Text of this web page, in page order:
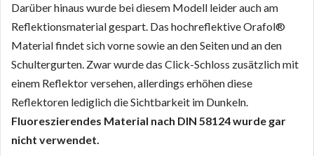
Darüber hinaus wurde bei diesem Modell leider auch am
Reflektionsmaterial gespart. Das hochreflektive Orafol®
Material findet sich vorne sowie an den Seiten und an den
Schultergurten. Zwar wurde das Click-Schloss zusätzlich mit
einem Reflektor versehen, allerdings erhöhen diese
Reflektoren lediglich die Sichtbarkeit im Dunkeln.
Fluoreszierendes Material nach DIN 58124 wurde gar
nicht verwendet.